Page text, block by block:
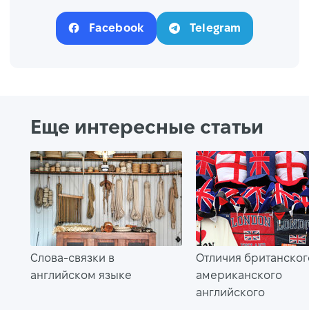
Facebook Telegram
Еще интересные статьи
Слова-связки в
английском языке
Отличия
американского
английского